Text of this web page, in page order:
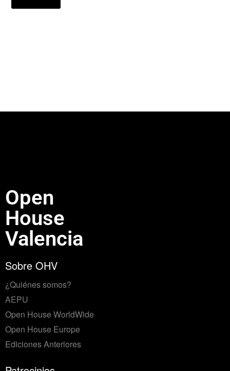
Open
House
Valencia
Sobre OHV
¿Quiénes somos?
AEPU
Open House WorldWide
Open House Europe
Ediciones Anteriores